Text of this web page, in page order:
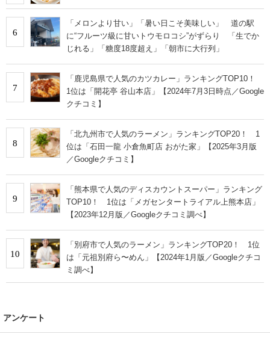
6
「メロンより甘い」「暑い日こそ美味しい」 道の駅
に“フルーツ級に甘いトウモロコシ”がずらり 「生でか
じれる」「糖度18度超え」「朝市に大行列」
7
「鹿児島県で人気のカツカレー」ランキングTOP10！
1位は「開花亭 谷山本店」【2024年7月3日時点／Google
クチコミ】
8
「北九州市で人気のラーメン」ランキングTOP20！ 1
位は「石田一龍 小倉魚町店 おがた家」【2025年3月版
／Googleクチコミ】
9
「熊本県で人気のディスカウントスーパー」ランキング
TOP10！ 1位は「メガセンタートライアル上熊本店」
【2023年12月版／Googleクチコミ調べ】
10
「別府市で人気のラーメン」ランキングTOP20！ 1位
は「元祖別府ら〜めん」【2024年1月版／Googleクチコ
ミ調べ】
アンケート